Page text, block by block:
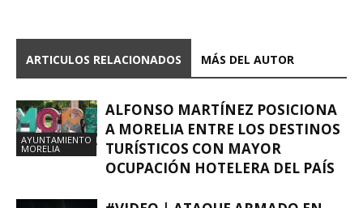
ARTICULOS RELACIONADOS MÁS DEL AUTOR
AYUNTAMIENTO
MORELIA
ALFONSO MARTÍNEZ POSICIONA
A MORELIA ENTRE LOS DESTINOS
TURÍSTICOS CON MAYOR
OCUPACIÓN HOTELERA DEL PAÍS